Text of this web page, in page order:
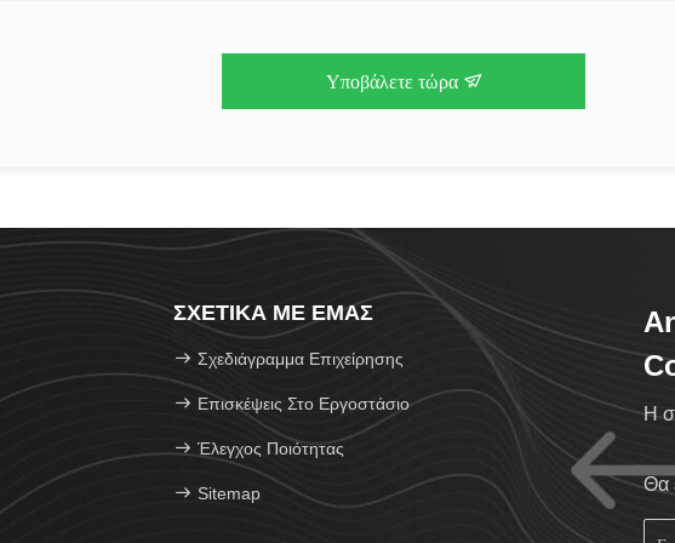
Υποβάλετε τώρα
ΣΧΕΤΙΚΆ ΜΕ ΕΜΆΣ
Σχεδιάγραμμα Επιχείρησης
Επισκέψεις Στο Εργοστάσιο
Έλεγχος Ποιότητας
Sitemap
Η
Θα